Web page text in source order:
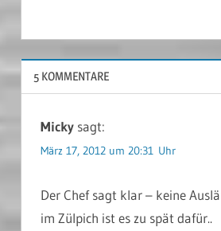
5 KOMMENTARE
Micky sagt:
März 17, 2012 um 20:31 Uhr
Der Chef sagt klar – keine
im Zülpich ist es zu spät dafür..